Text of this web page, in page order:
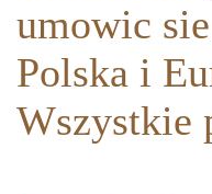
umowic
Polska i
Wszystkie